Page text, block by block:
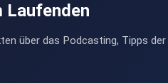
Laufenden
über das Podcasting, Tipps